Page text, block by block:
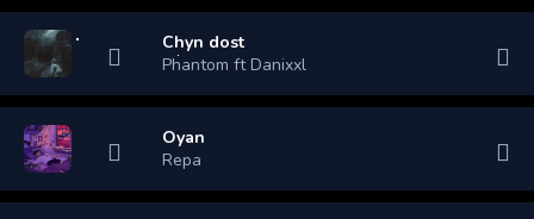
Chyn dost
Phantom ft Danixxl
Oyan
Repa